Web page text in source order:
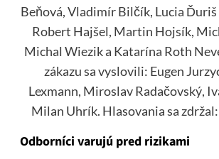
Beňová, Vladimír Bilčík, Lucia
Robert Hajšel, Martin Hojsík,
Michal Wiezik a Katarína Roth
zákazu sa vyslovili: Eugen
Lexmann, Miroslav Radačovský,
Milan Uhrík. Hlasovania sa
Odborníci varujú pred rizikami